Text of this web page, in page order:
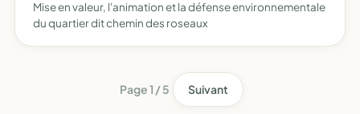
Mise en valeur, l'animation et la défense environnementale
du quartier dit chemin des roseaux
Page 1 / 5 Suivant